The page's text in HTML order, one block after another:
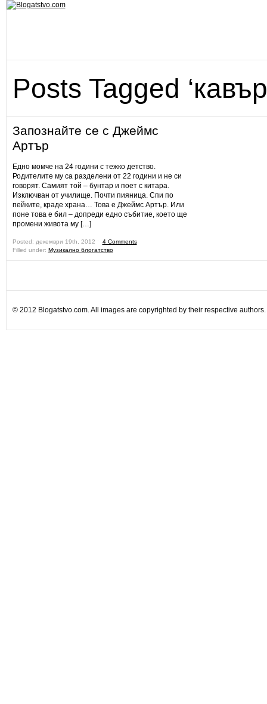
Posts Tagged
Запознайте се с Джеймс
Артър
Едно момче на 24 години с тежко детство.
Родителите му са разделени от 22 години и не си
говорят. Самият той – бунтар и поет с китара.
Изключван от училище. Почти пияница. Спи по
пейките, краде храна… Това е Джеймс Артър. Или
поне това е бил – допреди едно събитие, което ще
промени живота му […]
Posted: декември 19th, 2012 ˑ 4 Comments
Filled under: Музикално блогатство
© 2012 Blogatstvo.com. All images are copyrighted by their respective authors.